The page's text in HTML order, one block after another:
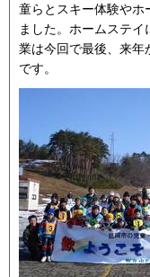
童らとスキー体験やホ
ました。ホームステ
業は今回で最後、来年
です。